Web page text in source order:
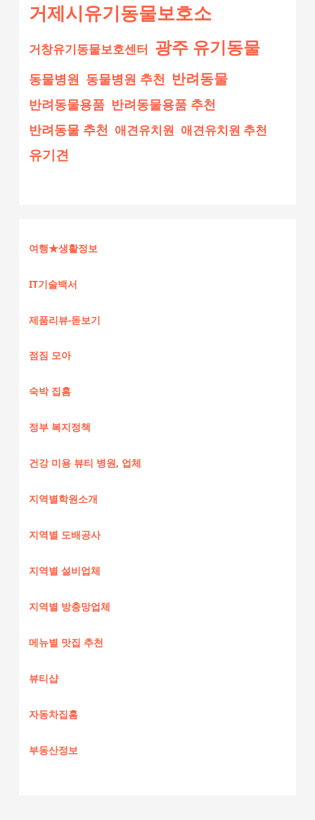
거제시유기동물보호소
거창유기동물보호센터 광주 유기동물
동물병원 동물병원 추천 반려동물
반려동물용품 반려동물용품 추천
반려동물 추천 애견유치원 애견유치원 추천
유기견
여행★생활정보
IT기술백서
제품리뷰-돋보기
점짐 모아
숙박 집홈
정부 복지정책
건강 미용 뷰티 병원, 업체
지역별학원소개
지역별 도배공사
지역별 설비업체
지역별 방충망업체
메뉴별 맛집 추천
뷰티샵
자동차집홈
부동산정보